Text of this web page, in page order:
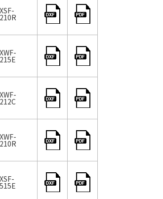
XSF-
210R
XWF-
215E
XWF-
212C
XWF-
210R
XSF-
515E